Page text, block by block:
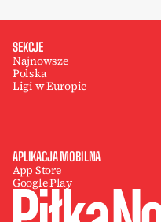
SEKCJE
Najnowsze
Polska
Ligi w Europie
APLIKACJA MOBILNA
App Store
Google Play